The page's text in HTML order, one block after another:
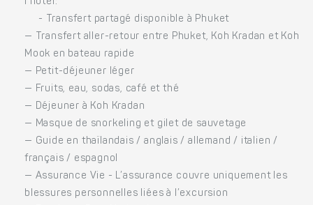
- Transfert partagé disponible à Phuket
— Transfert aller-retour entre Phuket, Koh Kradan et Koh
Mook en bateau rapide
— Petit-déjeuner léger
— Fruits, eau, sodas, café et thé
— Déjeuner à Koh Kradan
— Masque de snorkeling et gilet de sauvetage
— Guide en thaïlandais / anglais / allemand / italien /
français / espagnol
— Assurance Vie - L’assurance couvre uniquement les
blessures personnelles liées à l’excursion